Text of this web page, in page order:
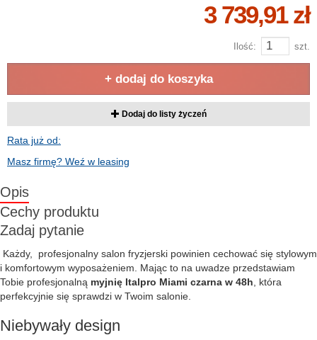
3 739,91 zł
Ilość: szt.
+ dodaj do koszyka
Dodaj do listy życzeń
Rata już od:
Masz firmę? Weź w leasing
Opis
Cechy produktu
Zadaj pytanie
Każdy, profesjonalny salon fryzjerski powinien cechować się stylowym
i komfortowym wyposażeniem. Mając to na uwadze przedstawiam
Tobie profesjonalną myjnię Italpro Miami czarna w 48h , która
perfekcyjnie się sprawdzi w Twoim salonie.
Niebywały design